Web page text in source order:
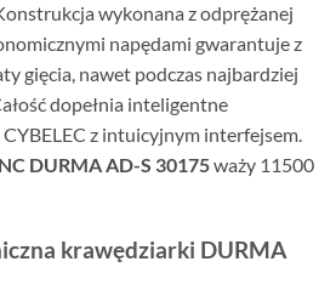
wykonana z odprężanej
napędami gwarantuje z
gięcia, nawet podczas najbardziej
dopełnia inteligentne
z intuicyjnym interfejsem.
DURMA AD-S 30175waży 11500
krawędziarki DURMA